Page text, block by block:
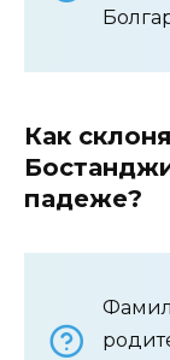
Как
падеже?